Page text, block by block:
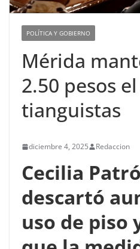
POLÍTICA Y GOBIERNO
Mérida
2.50 pesos
tianguistas
diciembre 4, 2025 Redaccion
Cecilia
descartó
uso de piso